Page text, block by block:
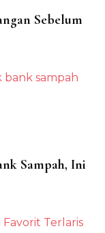
Sebelum
Sampah, Ini